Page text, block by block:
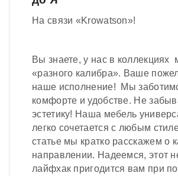
На связи «Krowatson»!
Вы знаете, у нас в коллекциях
«разного калибра». Ваше
наше исполнение! Мы
комфорте и удобстве. Не
эстетику! Наша мебель
легко сочетается с любым
статье мы кратко расскажем о
направлении. Надеемся, этот
лайфхак пригодится вам при